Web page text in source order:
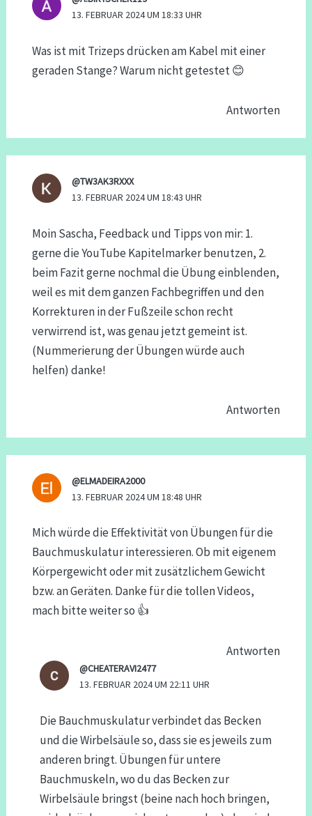
13. FEBRUAR 2024 UM 18:33 UHR
Was ist mit Trizeps drücken am Kabel mit einer
geraden Stange? Warum nicht getestet 😊
Antworten
@TW3AK3RXXX
13. FEBRUAR 2024 UM 18:43 UHR
Moin Sascha, Feedback und Tipps von mir: 1.
gerne die YouTube Kapitelmarker benutzen, 2.
beim Fazit gerne nochmal die Übung einblenden,
weil es mit dem ganzen Fachbegriffen und den
Korrekturen in der Fußzeile schon recht
verwirrend ist, was genau jetzt gemeint ist.
(Nummerierung der Übungen würde auch
helfen) danke!
Antworten
@ELMADEIRA2000
13. FEBRUAR 2024 UM 18:48 UHR
Mich würde die Effektivität von Übungen für die
Bauchmuskulatur interessieren. Ob mit eigenem
Körpergewicht oder mit zusätzlichem Gewicht
bzw. an Geräten. Danke für die tollen Videos,
mach bitte weiter so 👍
Antworten
@CHEATERAVI2477
13. FEBRUAR 2024 UM 22:11 UHR
Die Bauchmuskulatur verbindet das Becken
und die Wirbelsäule so, dass sie es jeweils zum
anderen bringt. Übungen für untere
Bauchmuskeln, wo du das Becken zur
Wirbelsäule bringst (beine nach hoch bringen,